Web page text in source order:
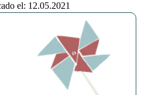
el: 12.05.2021